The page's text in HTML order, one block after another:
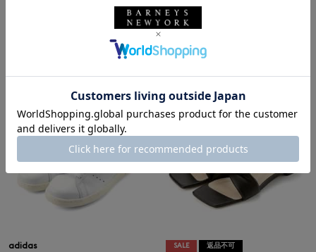
ON ＜オン＞ スニーカー "Cloudt
MM6 MAISON MARGIELA＜エム
エム6 メゾン マルジェラ＞ ×SAL
OMON＜サロモン＞ コラボレート
スニーカー"XT-4 Mule"
adidas
SALE 返品不可